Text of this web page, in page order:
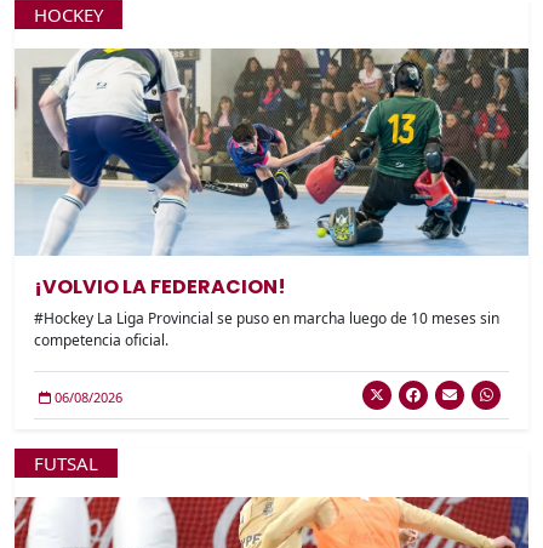
HOCKEY
¡VOLVIO LA FEDERACION!
#Hockey La Liga Provincial se puso en marcha luego de 10 meses sin
competencia oficial.
06/08/2026
FUTSAL